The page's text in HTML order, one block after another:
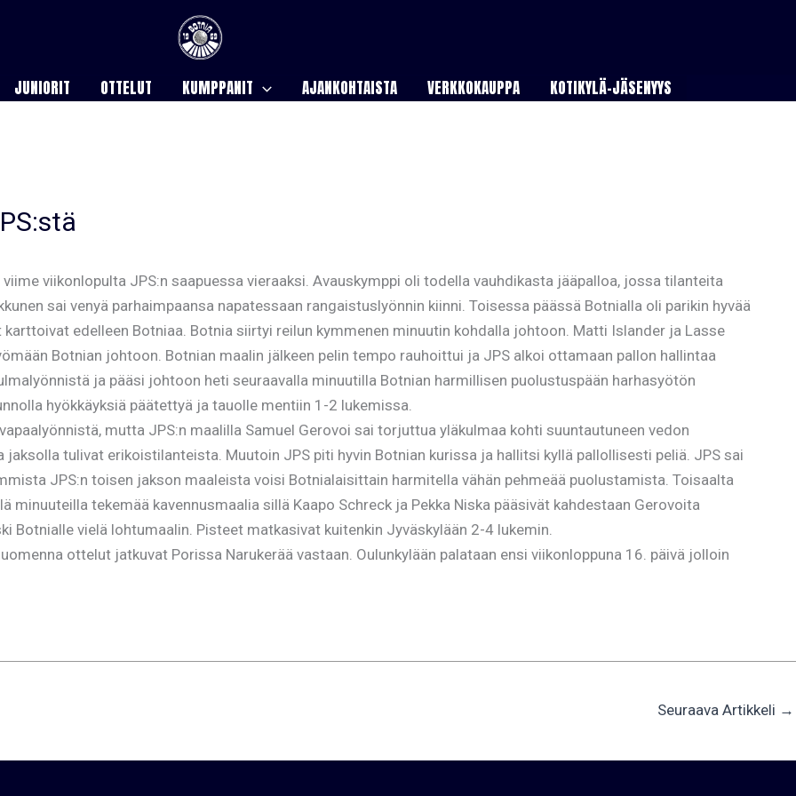
JUNIORIT OTTELUT KUMPPANIT AJANKOHTAISTA VERKKOKAUPPA KOTIKYLÄ-JÄSENYYS
viikonlopulta JPS:n saapuessa vieraaksi. Avauskymppi oli todella vauhdikasta jääpalloa, jossa tilanteita
sai venyä parhaimpaansa napatessaan rangaistuslyönnin kiinni. Toisessa päässä Botnialla oli parikin hyvää
edelleen Botniaa. Botnia siirtyi reilun kymmenen minuutin kohdalla johtoon. Matti Islander ja Lasse
Botnian johtoon. Botnian maalin jälkeen pelin tempo rauhoittui ja JPS alkoi ottamaan pallon hallintaa
ja pääsi johtoon heti seuraavalla minuutilla Botnian harmillisen puolustuspään harhasyötön
hyökkäyksiä päätettyä ja tauolle mentiin 1-2 lukemissa.
mutta JPS:n maalilla Samuel Gerovoi sai torjuttua yläkulmaa kohti suuntautuneen vedon
tulivat erikoistilanteista. Muutoin JPS piti hyvin Botnian kurissa ja hallitsi kyllä pallollisesti peliä. JPS sai
JPS:n toisen jakson maaleista voisi Botnialaisittain harmitella vähän pehmeää puolustamista. Toisaalta
tekemää kavennusmaalia sillä Kaapo Schreck ja Pekka Niska pääsivät kahdestaan Gerovoita
Botnialle vielä lohtumaalin. Pisteet matkasivat kuitenkin Jyväskylään 2-4 lukemin.
ottelut jatkuvat Porissa Narukerää vastaan. Oulunkylään palataan ensi viikonloppuna 16. päivä jolloin
Seuraava Artikkeli →